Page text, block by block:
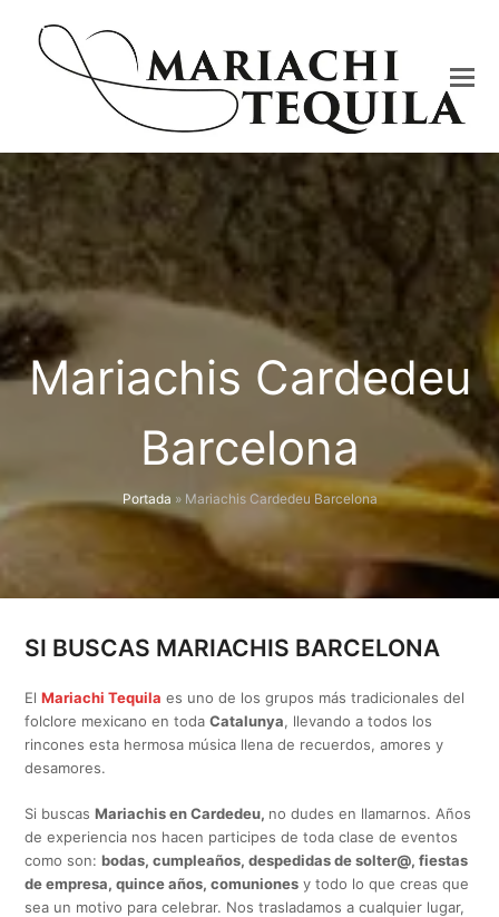
Mariachis Cardedeu
Barcelona
Portada » Mariachis Cardedeu Barcelona
SI BUSCAS MARIACHIS BARCELONA
ElMariachi Tequila es uno de los grupos más tradicionales del
folclore mexicano en todaCatalunya, llevando a todos los
rincones esta hermosa música llena de recuerdos, amores y
desamores.
Si buscasMariachis en Cardedeu, no dudes en llamarnos. Años
de experiencia nos hacen participes de toda clase de eventos
como son:bodas, cumpleaños, despedidas de solter@, fiestas
de empresa, quince años, comuniones y todo lo que creas que
sea un motivo para celebrar. Nos trasladamos a cualquier lugar,